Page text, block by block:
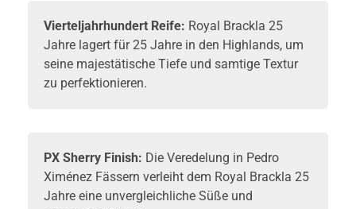
Vierteljahrhundert Reife: Royal Brackla 25
Jahre lagert für 25 Jahre in den Highlands, um
seine majestätische Tiefe und samtige Textur
zu perfektionieren.
PX Sherry Finish: Die Veredelung in Pedro
Ximénez Fässern verleiht dem Royal Brackla 25
Jahre eine unvergleichliche Süße und